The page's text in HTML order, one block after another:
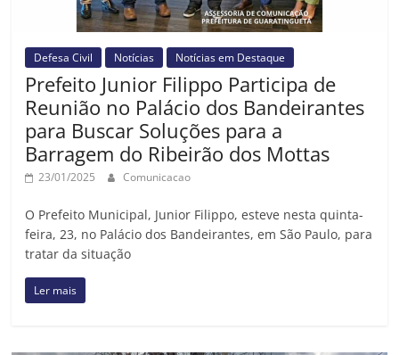
Defesa Civil Notícias Notícias em Destaque
Prefeito Junior Filippo Participa de
Reunião no Palácio dos Bandeirantes
para Buscar Soluções para a
Barragem do Ribeirão dos Mottas
23/01/2025 Comunicacao
O Prefeito Municipal, Junior Filippo, esteve nesta quinta-
feira, 23, no Palácio dos Bandeirantes, em São Paulo, para
tratar da situação
Ler mais